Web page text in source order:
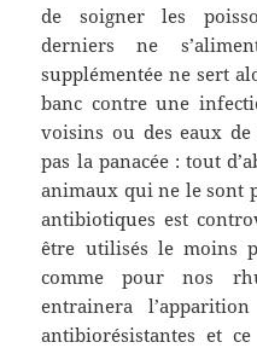
de soigner les
derniers ne
supplémentée ne sert
banc contre une
voisins ou des eaux de
pas la panacée : tout
animaux qui ne le sont
antibiotiques est
être utilisés le moins
comme pour nos
entrainera
antibiorésistantes et